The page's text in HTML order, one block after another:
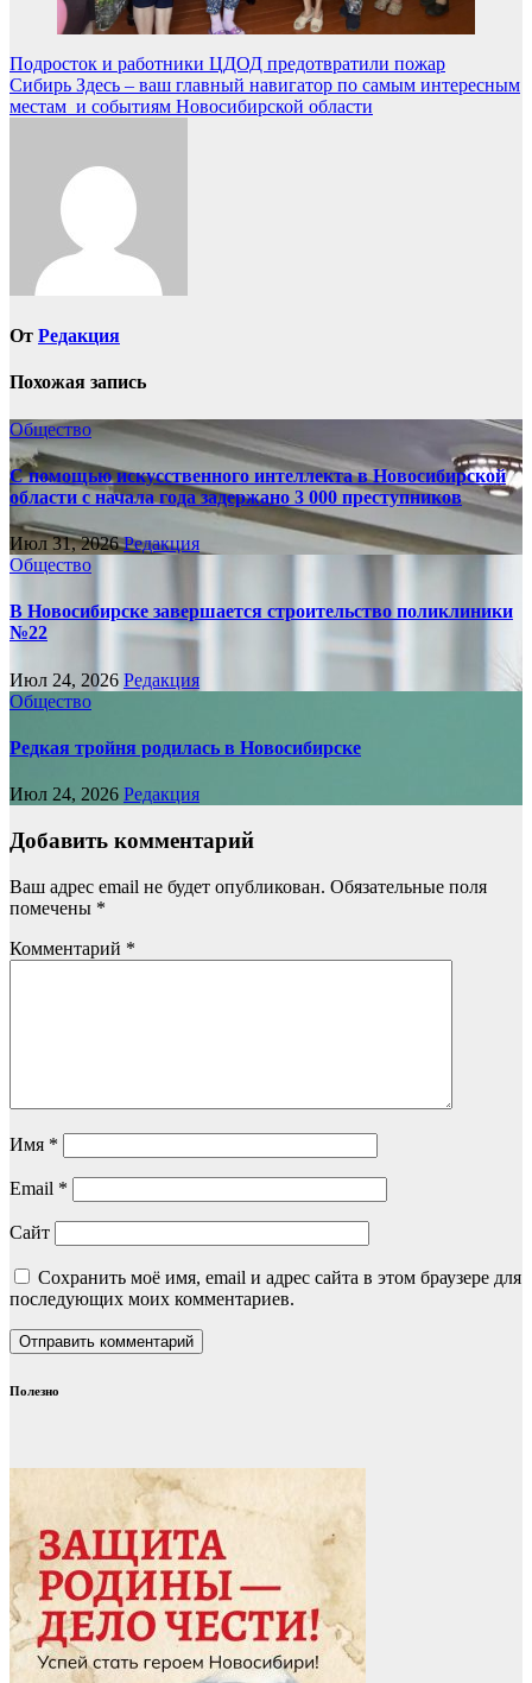
Навигация
по
Подросток и работники ЦДОД предотвратили пожар
Сибирь Здесь – ваш главный навигатор по самым интересным
местам и событиям Новосибирской области
От Редакция
Похожая запись
Общество
С помощью искусственного интеллекта в Новосибирской
области с начала года задержано 3 000 преступников
Июл 31, 2026Редакция
Общество
В Новосибирске завершается строительство поликлиники
№22
Июл 24, 2026 Редакция
Общество
Редкая тройня родилась в Новосибирске
Июл 24, 2026 Редакция
Добавить комментарий
Ваш адрес email не будет опубликован. Обязательные поля
помечены *
Комментарий *
Имя *
Email *
Сайт
Сохранить моё имя, email и адрес сайта в этом браузере для
последующих моих комментариев.
Полезно